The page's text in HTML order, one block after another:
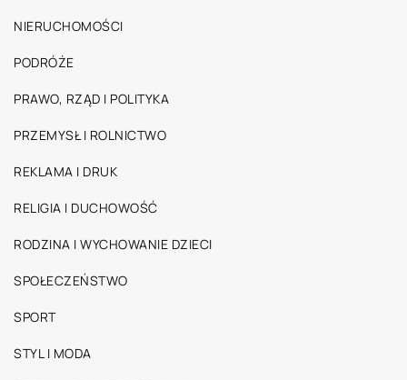
NIERUCHOMOŚCI
PODRÓŻE
PRAWO, RZĄD I POLITYKA
PRZEMYSŁ I ROLNICTWO
REKLAMA I DRUK
RELIGIA I DUCHOWOŚĆ
RODZINA I WYCHOWANIE DZIECI
SPOŁECZEŃSTWO
SPORT
STYL I MODA